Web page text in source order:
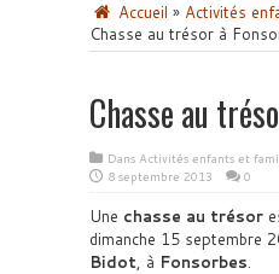
Accueil » Activités
Chasse au trésor à
Chasse au
Dans Activités enfants et
8 septembre 2013
0
Une chasse au trésor
dimanche 15 septembre
Bidot, à Fonsorbes.